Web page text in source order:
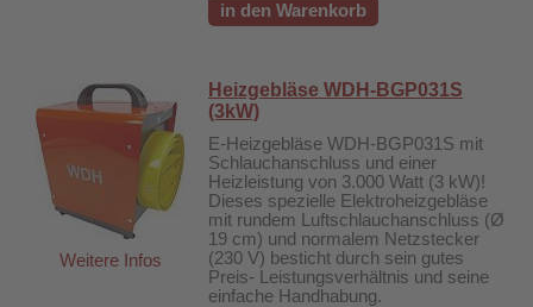
in den Warenkorb
Weitere Infos
Heizgebläse WDH-BGP031S
(3kW)
E-Heizgebläse WDH-BGP031S mit
Schlauchanschluss und einer
Heizleistung von 3.000 Watt (3 kW)!
Dieses spezielle Elektroheizgebläse
mit rundem Luftschlauchanschluss (Ø
19 cm) und normalem Netzstecker
(230 V) besticht durch sein gutes
Preis- Leistungsverhältnis und seine
einfache Handhabung.